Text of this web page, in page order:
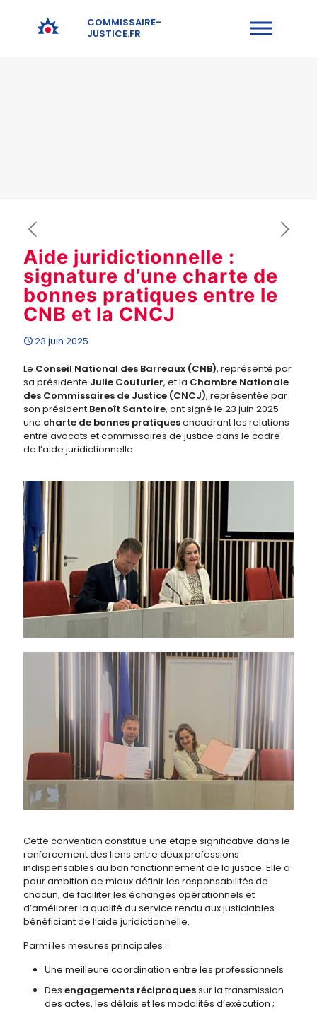
COMMISSAIRE-
JUSTICE.FR
Aide juridictionnelle :
signature d’une charte de
bonnes pratiques entre le
CNB et la CNCJ
23 juin 2025
Le Conseil National des Barreaux (CNB), représenté par
sa présidente Julie Couturier, et la Chambre Nationale
des Commissaires de Justice (CNCJ), représentée par
son président Benoît Santoire, ont signé le 23 juin 2025
une charte de bonnes pratiquesencadrant les relations
entre avocats et commissaires de justice dans le cadre
de l’aide juridictionnelle.
Cette convention constitue une étape significative dans le
renforcement des liens entre deux professions
indispensables au bon fonctionnement de la justice. Elle a
pour ambition de mieux définir les responsabilités de
chacun, de faciliter les échanges opérationnels et
d’améliorer la qualité du service rendu aux justiciables
bénéficiant de l’aide juridictionnelle.
Parmi les mesures principales :
Une meilleure coordination entre les professionnels
Des engagements réciproquessur la transmission
des actes, les délais et les modalités d’exécution ;